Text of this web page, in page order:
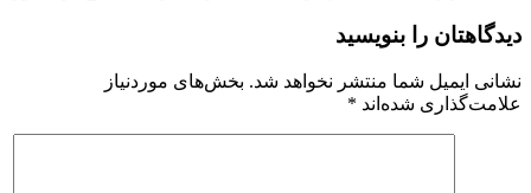
دیدگاهتان را بنویسید
نشانی ایمیل شما منتشر نخواهد شد. بخش‌های موردنیاز
علامت‌گذاری شده‌اند *